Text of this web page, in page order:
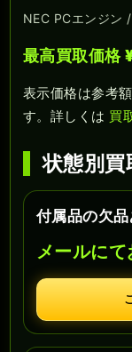
NEC PCエンジン
最高買取価格
表示価格は参考
す。詳しくは 買
状態別買
付属品の欠品
メールにて